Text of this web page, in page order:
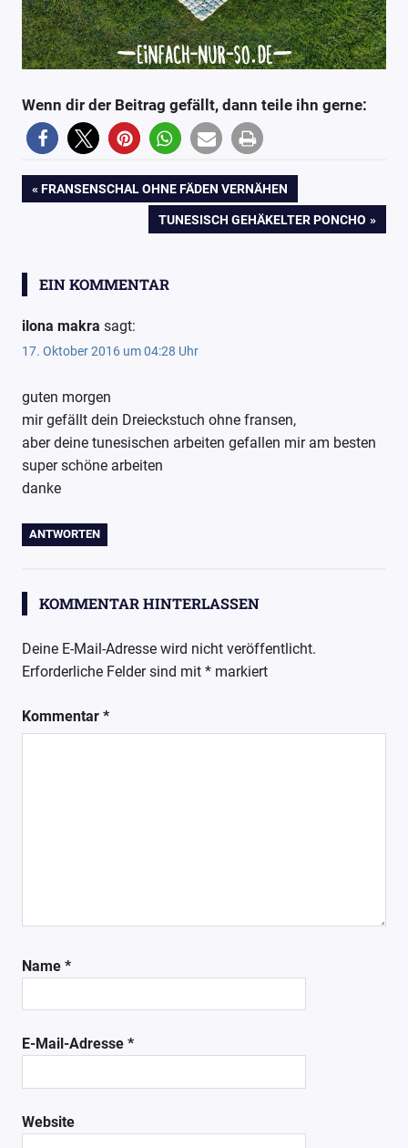
Wenn dir der Beitrag gefällt, dann teile ihn gerne:
10
Dreieckstuch
Häkeln
Sommerwiese
wollpoetin
Beitragsnavigation
VORHERIGER
FRANSENSCHAL OHNE FÄDEN VERNÄHEN
NÄCHSTER
BEITRAG:
TUNESISCH GEHÄKELTER PONCHO
EIN KOMMENTAR
ilona makra sagt:
17. Oktober 2016 um 04:28 Uhr
guten morgen
mir gefällt dein Dreieckstuch ohne fransen,
aber deine tunesischen arbeiten gefallen mir am besten
super schöne arbeiten
danke
ANTWORTEN
KOMMENTAR HINTERLASSEN
Deine E-Mail-Adresse wird nicht veröffentlicht.
Erforderliche Felder sind mit * markiert
Kommentar *
Name *
E-Mail-Adresse *
Website